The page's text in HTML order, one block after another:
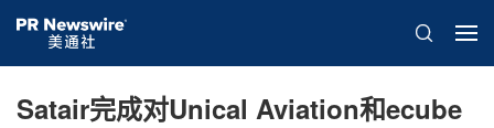
Satair完成对Unical Aviation和ecube